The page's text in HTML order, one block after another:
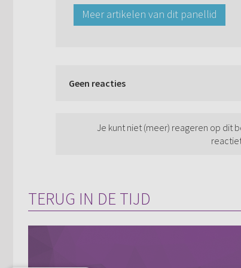
Meer artikelen van dit panellid
Geen reacties
Je kunt niet (meer) reageren op dit
TERUG IN DE TIJD